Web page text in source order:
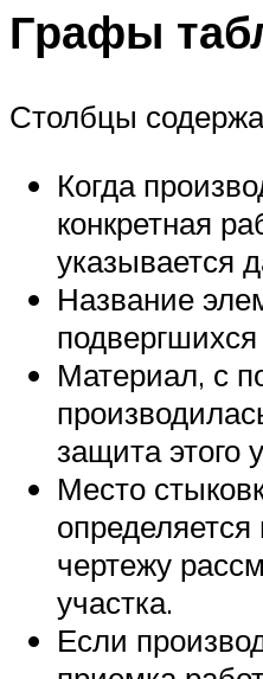
Графы
Столбцы
Когда
конкретная
указывается
Название
Материал, с
защита этого
Место
чертежу
участка.
Если